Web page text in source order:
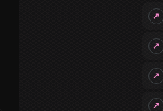
↗
↗
↗
↗